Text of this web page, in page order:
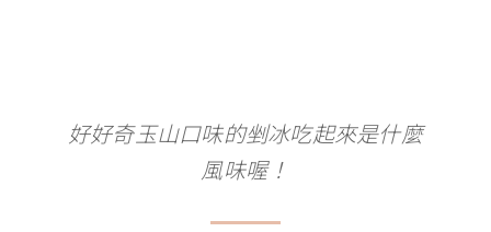
好好奇玉山口味的剉冰吃起來是什麼
風味喔！